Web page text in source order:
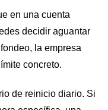
en una cuenta
decidir aguantar
la empresa
concreto.
de reinicio diario. Si